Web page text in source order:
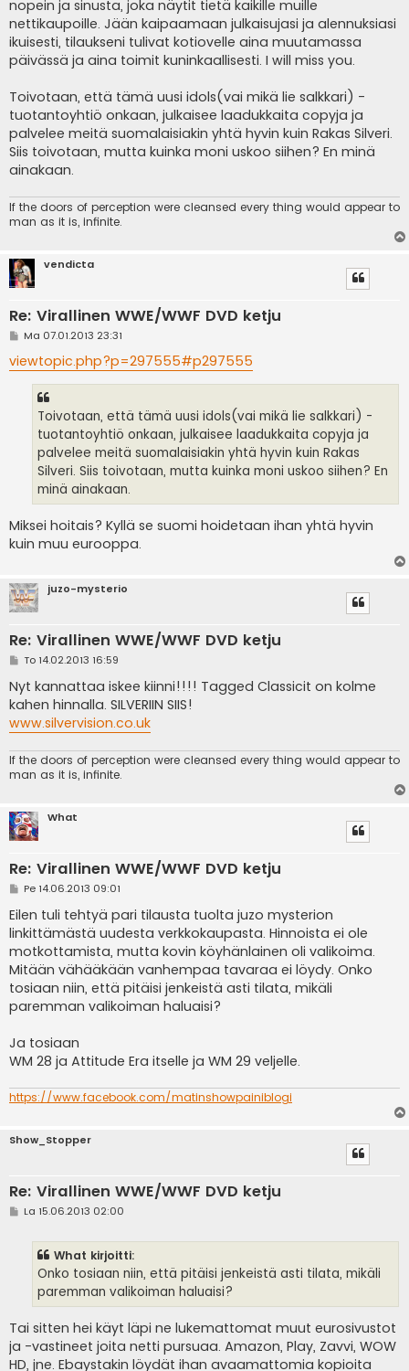
nopein ja sinusta, joka näytit tietä kaikille muille
nettikaupoille. Jään kaipaamaan julkaisujasi ja alennuksiasi
ikuisesti, tilaukseni tulivat kotiovelle aina muutamassa
päivässä ja aina toimit kuninkaallisesti. I will miss you.
Toivotaan, että tämä uusi idols(vai mikä lie salkkari) -
tuotantoyhtiö onkaan, julkaisee laadukkaita copyja ja
palvelee meitä suomalaisiakin yhtä hyvin kuin Rakas Silveri.
Siis toivotaan, mutta kuinka moni uskoo siihen? En minä
ainakaan.
If the doors of perception were cleansed every thing would appear to
man as it is, infinite.
vendicta
Re: Virallinen WWE/WWF DVD ketju
V
e
s
Ma 07.01.2013 23:31
viewtopic.php?p=297555#p297555
Toivotaan, että tämä uusi idols(vai mikä lie salkkari) -
tuotantoyhtiö onkaan, julkaisee laadukkaita copyja ja
palvelee meitä suomalaisiakin yhtä hyvin kuin Rakas
Silveri. Siis toivotaan, mutta kuinka moni uskoo siihen? En
minä ainakaan.
Miksei hoitais? Kyllä se suomi hoidetaan ihan yhtä hyvin
kuin muu eurooppa.
juzo-mysterio
Re: Virallinen WWE/WWF DVD ketju
V
e
s
t
i
To 14.02.2013 16:59
Nyt kannattaa iskee kiinni!!!! Tagged Classicit on kolme
kahen hinnalla. SILVERIIN SIIS!
www.silvervision.co.uk
If the doors of perception were cleansed every thing would appear to
man as it is, infinite.
What
Re: Virallinen WWE/WWF DVD ketju
V
e
s
t
i
Pe 14.06.2013 09:01
Eilen tuli tehtyä pari tilausta tuolta juzo mysterion
linkittämästä uudesta verkkokaupasta. Hinnoista ei ole
motkottamista, mutta kovin köyhänlainen oli valikoima.
Mitään vähääkään vanhempaa tavaraa ei löydy. Onko
tosiaan niin, että pitäisi jenkeistä asti tilata, mikäli
paremman valikoiman haluaisi?
Ja tosiaan
WM 28 ja Attitude Era itselle ja WM 29 veljelle.
https://www.facebook.com/matinshowpainiblogi
Show_Stopper
Re: Virallinen WWE/WWF DVD ketju
VLa 15.06.2013 02:00
What kirjoitti:
Onko tosiaan niin, että pitäisi jenkeistä asti tilata, mikäli
paremman valikoiman haluaisi?
Tai sitten hei käyt läpi ne lukemattomat muut eurosivustot
ja -vastineet joita netti pursuaa. Amazon, Play, Zavvi, WOW
HD, jne. Ebaystakin löydät ihan avaamattomia kopioita